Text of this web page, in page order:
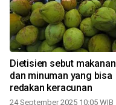
Dietisien sebut makanan
dan minuman yang bisa
redakan keracunan
24 September 2025 10:05 WIB